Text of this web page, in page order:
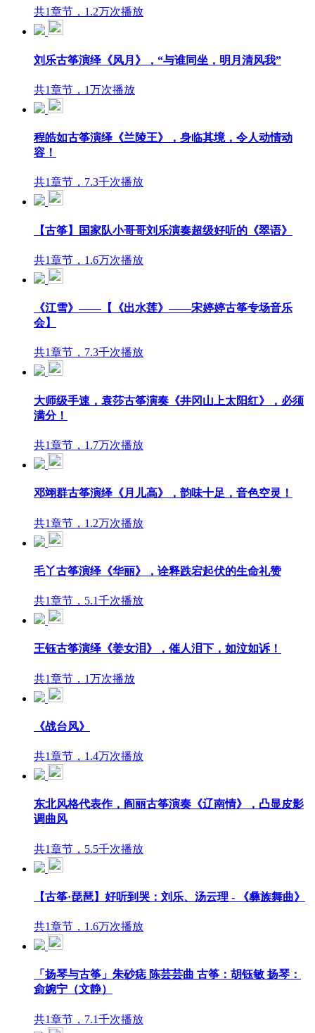
共1章节，1.2万次播放
刘乐古筝演绎《风月》，“与谁同坐，明月清风我”
共1章节，1万次播放
程皓如古筝演绎《兰陵王》，身临其境，令人动情动
容！
共1章节，7.3千次播放
【古筝】国家队小哥哥刘乐演奏超级好听的《翠语》
共1章节，1.6万次播放
《江雪》——【《出水莲》——宋婷婷古筝专场音乐
会】
共1章节，7.3千次播放
大师级手速，袁莎古筝演奏《井冈山上太阳红》，必须
满分！
共1章节，1.7万次播放
邓翊群古筝演绎《月儿高》，韵味十足，音色空灵！
共1章节，1.2万次播放
毛丫古筝演绎《华丽》，诠释跌宕起伏的生命礼赞
共1章节，5.1千次播放
王钰古筝演绎《姜女泪》，催人泪下，如泣如诉！
共1章节，1万次播放
《战台风》
共1章节，1.4万次播放
东北风格代表作，阎丽古筝演奏《辽南情》，凸显皮影
调曲风
共1章节，5.5千次播放
【古筝·琵琶】好听到哭：刘乐、汤云理 - 《彝族舞曲》
共1章节，1.6万次播放
「扬琴与古筝」朱砂痣 陈芸芸曲 古筝：胡钰敏 扬琴：
侴婉宁（文静）
共1章节，7.1千次播放